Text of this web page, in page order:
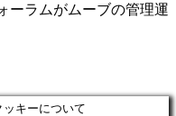
ーラムがムーブの管理運
キーについて